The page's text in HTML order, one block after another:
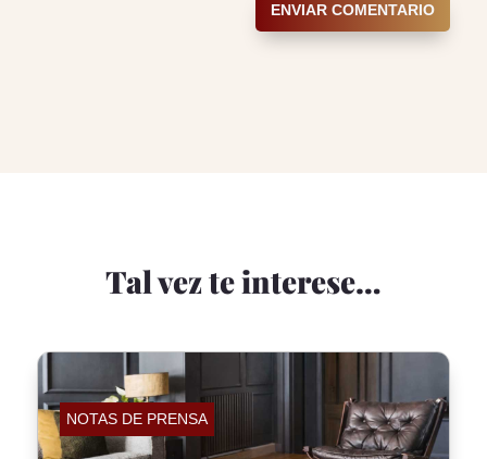
ENVIAR COMENTARIO
Tal vez te interese…
NOTAS DE PRENSA